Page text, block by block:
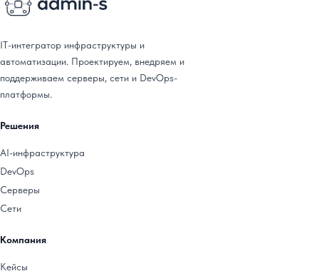
IT-интегратор инфраструктуры и
автоматизации. Проектируем, внедряем и
поддерживаем серверы, сети и DevOps-
платформы.
Решения
AI-инфраструктура
DevOps
Серверы
Сети
Компания
Кейсы